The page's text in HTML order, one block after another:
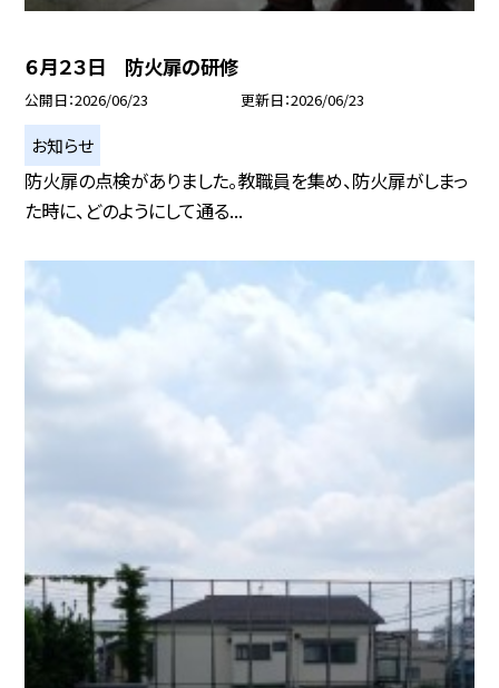
６月２３日 防火扉の研修
公開日 2026/06/23 更新日 2026/06/23
お知らせ
防火扉の点検がありました。教職員を集め、防火扉がしまっ
た時に、どのようにして通る...